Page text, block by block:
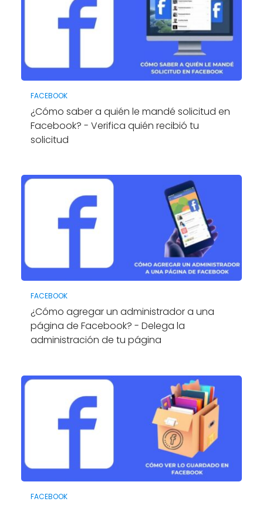
FACEBOOK
¿Cómo saber a quién le mandé solicitud en
Facebook? - Verifica quién recibió tu
solicitud
FACEBOOK
¿Cómo agregar un administrador a una
página de Facebook? - Delega la
administración de tu página
FACEBOOK